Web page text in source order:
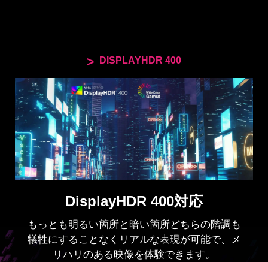
DISPLAYHDR 400
DisplayHDR 400対応
もっとも明るい箇所と暗い箇所どちらの階調も
犠牲にすることなくリアルな表現が可能で、メ
リハリのある映像を体験できます。